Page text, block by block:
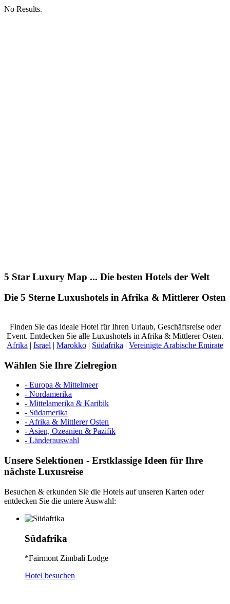
No Results.
5 Star Luxury Map ... Die besten Hotels der Welt
Die 5 Sterne Luxushotels in Afrika & Mittlerer Osten
Finden Sie das ideale Hotel für Ihren Urlaub, Geschäftsreise oder
Event. Entdecken Sie alle Luxushotels in Afrika & Mittlerer Osten.
Afrika | Israel | Marokko | Südafrika | Vereinigte Arabische Emirate
Wählen Sie Ihre Zielregion
- Europa & Mittelmeer
- Nordamerika
- Mittelamerika & Karibik
- Südamerika
- Afrika & Mittlerer Osten
- Asien, Ozeanien & Pazifik
- Länderauswahl
Unsere Selektionen - Erstklassige Ideen für Ihre
nächste Luxusreise
Besuchen & erkunden Sie die Hotels auf unseren Karten oder
entdecken Sie die untere Auswahl:
Südafrika
*Fairmont Zimbali Lodge
Hotel besuchen